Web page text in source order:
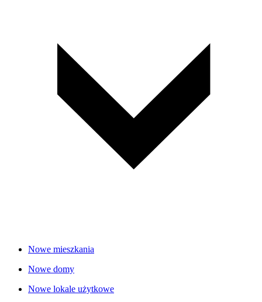
Nowe mieszkania
Nowe domy
Nowe lokale użytkowe